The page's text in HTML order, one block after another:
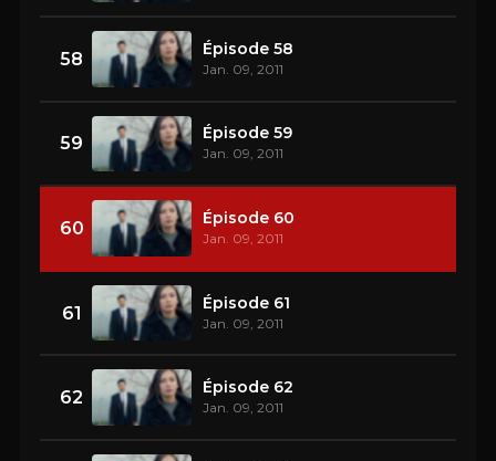
58 Épisode 58
Jan. 09, 2011
59 Épisode 59
Jan. 09, 2011
60 Épisode 60
Jan. 09, 2011
61 Épisode 61
Jan. 09, 2011
62 Épisode 62
Jan. 09, 2011